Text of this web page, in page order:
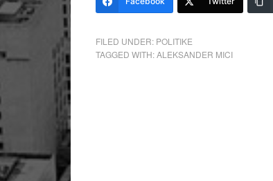
FILED UNDER: POLITIKE
TAGGED WITH:ALEKSANDER MICI